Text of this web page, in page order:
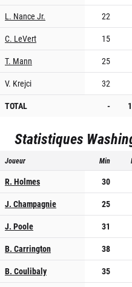
L. Nance Jr.
22
C. LeVert
15
T. Mann
25
V. Krejci
32
TOTAL
-
Statistiques
Joueur Min
R. Holmes 30
J. Champagnie
25
J. Poole
31
B. Carrington
38
B. Coulibaly
35